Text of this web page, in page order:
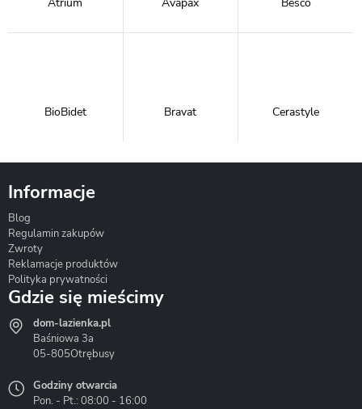
BioBidet Bravat Cerastyle
Hydrostop
Informacje
Blog
Regulamin zakupów
Zwroty
Reklamacje produktów
Polityka prywatności
Gdzie się mieścimy
dom-lazienka.pl
Baśniowa 3a
05-805Otrębusy
Godziny otwarcia
Pon. - Pt.: 08:00 - 16:00